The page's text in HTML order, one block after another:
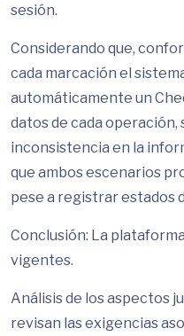
sesión.
Considerando que,
cada marcación el
automáticamente un
datos de cada
inconsistencia en la
que ambos escenarios
pese a registrar estados
Conclusión: La
vigentes.
Análisis de los aspectos
revisan las exigencias